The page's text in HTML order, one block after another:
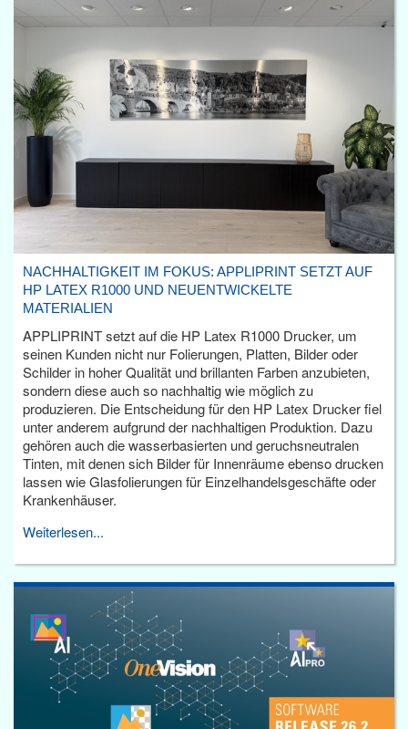
NACHHALTIGKEIT IM FOKUS: APPLIPRINT SETZT AUF
HP LATEX R1000 UND NEUENTWICKELTE
MATERIALIEN
APPLIPRINT setzt auf die HP Latex R1000 Drucker, um
seinen Kunden nicht nur Folierungen, Platten, Bilder oder
Schilder in hoher Qualität und brillanten Farben anzubieten,
sondern diese auch so nachhaltig wie möglich zu
produzieren. Die Entscheidung für den HP Latex Drucker fiel
unter anderem aufgrund der nachhaltigen Produktion. Dazu
gehören auch die wasserbasierten und geruchsneutralen
Tinten, mit denen sich Bilder für Innenräume ebenso drucken
lassen wie Glasfolierungen für Einzelhandelsgeschäfte oder
Krankenhäuser.
Weiterlesen...